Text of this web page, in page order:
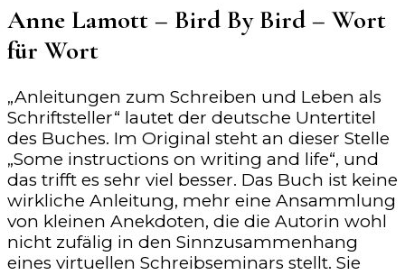
Anne Lamott – Bird By Bird – Wort
für Wort
„Anleitungen zum Schreiben und Leben als
Schriftsteller“ lautet der deutsche Untertitel
des Buches. Im Original steht an dieser Stelle
„Some instructions on writing and life“, und
das trifft es sehr viel besser. Das Buch ist keine
wirkliche Anleitung, mehr eine Ansammlung
von kleinen Anekdoten, die die Autorin wohl
nicht zufälig in den Sinnzusammenhang
eines virtuellen Schreibseminars stellt. Sie